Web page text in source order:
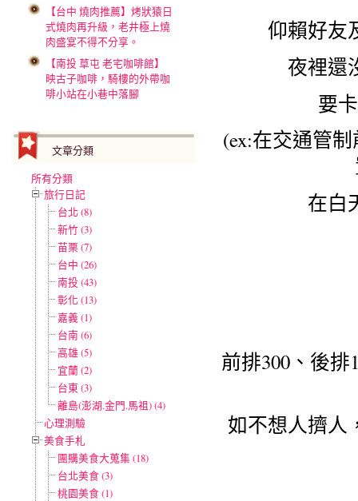
【台中 燒肉推薦】烤狀猿日
式燒肉再升級，老井極上燒
肉盛宴不得不分享。
【南投 草屯 老宅咖啡館】
映古子咖啡，騎樓的外帶咖
啡小站在小巷中落腳
文章分類
所有分類
旅行日記
台北 (8)
新竹 (3)
苗栗 (7)
台中 (26)
南投 (43)
彰化 (13)
嘉義 (1)
台南 (6)
高雄 (5)
宜蘭 (2)
台東 (3)
離島(澎湖.金門.馬祖) (4)
心理測驗
美食手札
團購美食大蒐集 (18)
台北美食 (3)
桃園美食 (1)
仰賴好友
夜裡還
要
(ex:在交通管
在白
前排300、後
如不想人擠人